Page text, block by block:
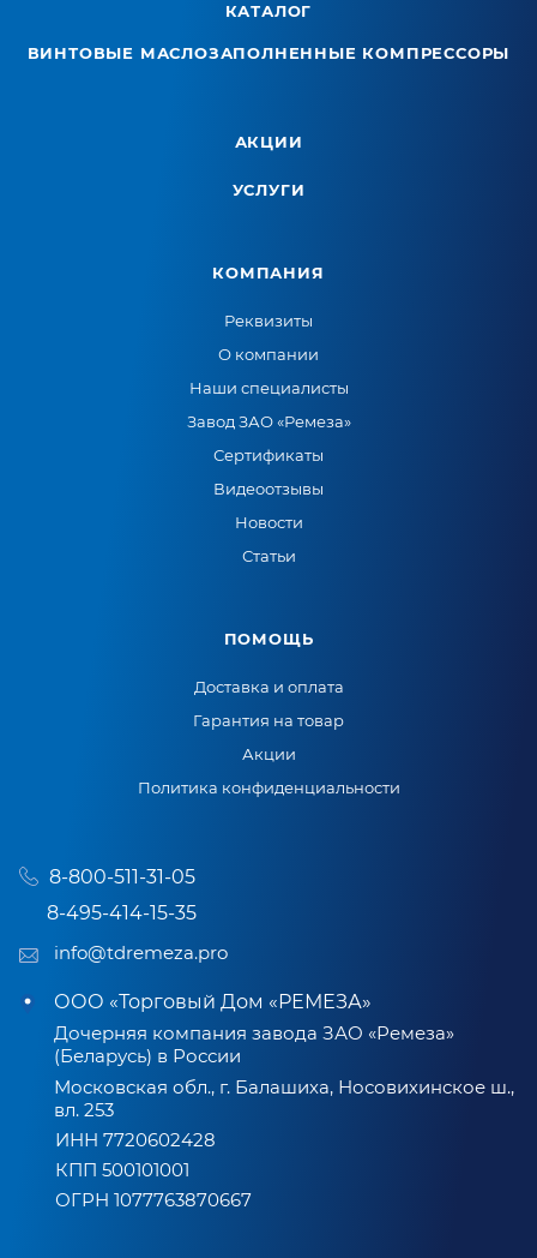
КАТАЛОГ
ВИНТОВЫЕ МАСЛОЗАПОЛНЕННЫЕ КОМПРЕССОРЫ
АКЦИИ
УСЛУГИ
КОМПАНИЯ
Реквизиты
О компании
Наши специалисты
Завод ЗАО «Ремеза»
Сертификаты
Видеоотзывы
Новости
Статьи
ПОМОЩЬ
Доставка и оплата
Гарантия на товар
Акции
Политика конфиденциальности
8-800-511-31-05
8-495-414-15-35
info@tdremeza.pro
ООО «Торговый Дом «РЕМЕЗА»
Дочерняя компания завода ЗАО «Ремеза»
(Беларусь) в России
Московская обл., г. Балашиха, Носовихинское ш.,
вл. 253
ИНН 7720602428
КПП 500101001
ОГРН 1077763870667